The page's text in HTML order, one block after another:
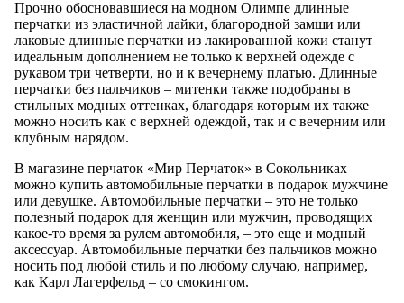
Прочно обосновавшиеся на модном Олимпе длинные
перчатки из эластичной лайки, благородной замши или
лаковые длинные перчатки из лакированной кожи станут
идеальным дополнением не только к верхней одежде с
рукавом три четверти, но и к вечернему платью. Длинные
перчатки без пальчиков – митенки также подобраны в
стильных модных оттенках, благодаря которым их также
можно носить как с верхней одеждой, так и с вечерним или
клубным нарядом.
В магазине перчаток «Мир Перчаток» в Сокольниках
можно купить автомобильные перчатки в подарок мужчине
или девушке. Автомобильные перчатки – это не только
полезный подарок для женщин или мужчин, проводящих
какое-то время за рулем автомобиля, – это еще и модный
аксессуар. Автомобильные перчатки без пальчиков можно
носить под любой стиль и по любому случаю, например,
как Карл Лагерфельд – со смокингом.